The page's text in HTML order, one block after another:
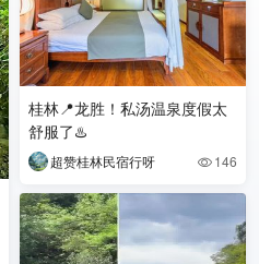
桂林📍龙胜！私汤温泉度假太
舒服了♨️
超赞桂林民宿行呀  146